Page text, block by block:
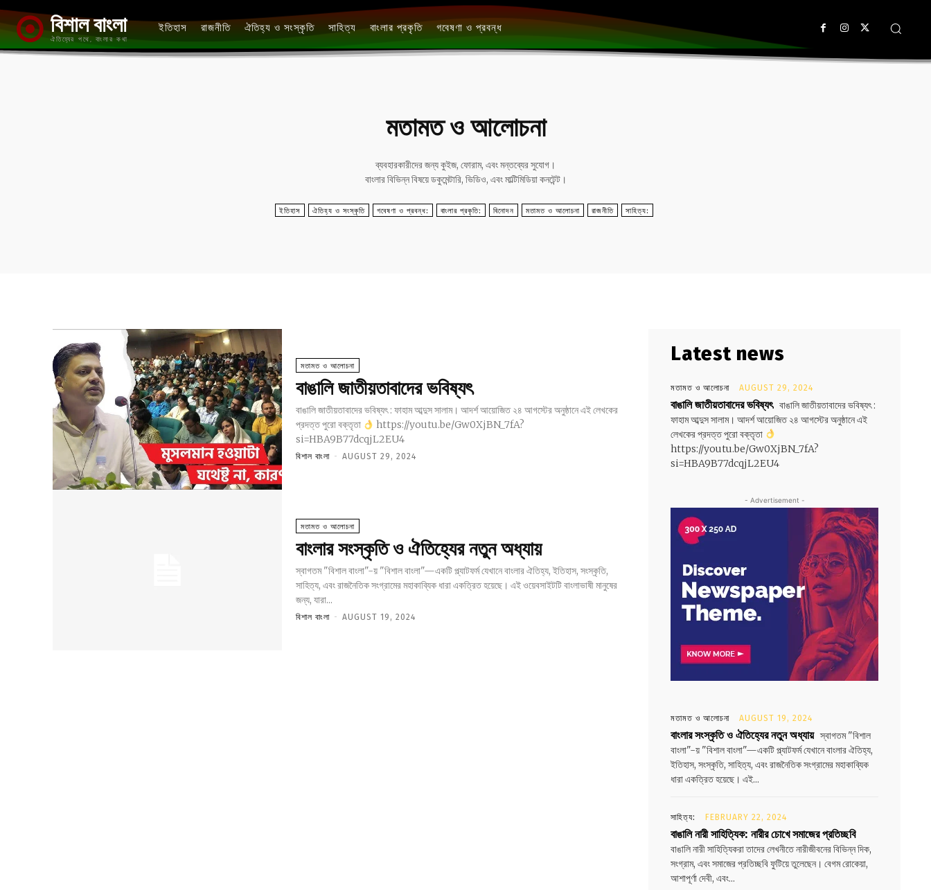
বিশাল বাংলা
ঐতিহ্যের পথে, বাংলার কথা
ইতিহাস রাজনীতি ঐতিহ্য ও সংস্কৃতি সাহিত্য বাংলার প্রকৃতি গবেষণা ও প্রবন্ধ
মতামত ও আলোচনা
ব্যবহারকারীদের জন্য কুইজ, ফোরাম, এবং মন্তব্যের সুযোগ।
বাংলার বিভিন্ন বিষয়ে ডকুমেন্টারি, ভিডিও, এবং মাল্টিমিডিয়া কনটেন্ট।
ইতিহাস ঐতিহ্য ও সংস্কৃতি গবেষণা ও প্রবন্ধ: বাংলার প্রকৃতি: বিনোদন মতামত ও আলোচনা রাজনীতি সাহিত্য:
মতামত ও আলোচনা
বাঙালি জাতীয়তাবাদের ভবিষ্যৎ
বাঙালি জাতীয়তাবাদের ভবিষ্যৎ : ফাহাম আব্দুস সালাম। আদর্শ আয়োজিত ২৪ আগস্টের অনুষ্ঠানে এই লেখকের
প্রদত্ত পুরো বক্তৃতা
si=HBA9B77dcqjL2EU4
বিশাল বাংলা - AUGUST 29, 2024
মতামত ও আলোচনা
বাংলার সংস্কৃতি ও ঐতিহ্যের নতুন অধ্যায়
স্বাগতম "বিশাল বাংলা"-য় "বিশাল বাংলা"—একটি প্ল্যাটফর্ম যেখানে বাংলার ঐতিহ্য, ইতিহাস, সংস্কৃতি,
সাহিত্য, এবং রাজনৈতিক সংগ্রামের মহাকাব্যিক ধারা একত্রিত হয়েছে। এই ওয়েবসাইটটি বাংলাভাষী মানুষের
জন্য, যারা...
বিশাল বাংলা - AUGUST 19, 2024
Latest news
মতামত ও আলোচনা AUGUST 29, 2024
বাঙালি জাতীয়তাবাদের ভবিষ্যৎ বাঙালি জাতীয়তাবাদের ভবিষ্যৎ :
ফাহাম আব্দুস সালাম। আদর্শ আয়োজিত ২৪ আগস্টের অনুষ্ঠানে এই
লেখকের প্রদত্ত পুরো বক্তৃতা
https://youtu.be/Gw0XjBN_7fA?
si=HBA9B77dcqjL2EU4
- Advertisement -
মতামত ও আলোচনা AUGUST 19, 2024
বাংলার সংস্কৃতি ও ঐতিহ্যের নতুন অধ্যায় স্বাগতম "বিশাল
বাংলা"-য় "বিশাল বাংলা"—একটি প্ল্যাটফর্ম যেখানে বাংলার ঐতিহ্য,
ইতিহাস, সংস্কৃতি, সাহিত্য, এবং রাজনৈতিক সংগ্রামের মহাকাব্যিক
ধারা একত্রিত হয়েছে। এই...
সাহিত্য: FEBRUARY 22, 2024
বাঙালি নারী সাহিত্যিক: নারীর চোখে সমাজের প্রতিচ্ছবি
বাঙালি নারী সাহিত্যিকরা তাদের লেখনীতে নারীজীবনের বিভিন্ন দিক,
সংগ্রাম, এবং সমাজের প্রতিচ্ছবি ফুটিয়ে তুলেছেন। বেগম রোকেয়া,
আশাপূর্ণা দেবী, এবং...